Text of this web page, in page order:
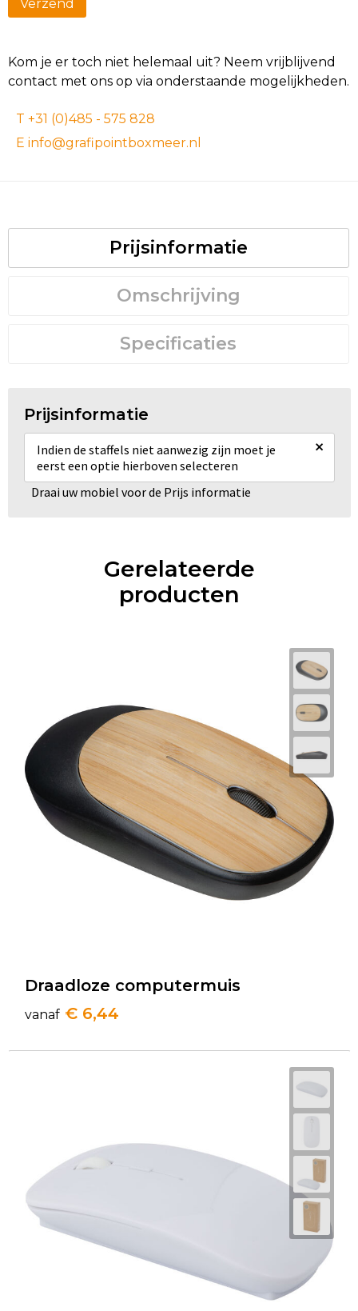
Kom je er toch niet helemaal uit? Neem vrijblijvend
contact met ons op via onderstaande mogelijkheden.
T +31 (0)485 - 575 828
E info@grafipointboxmeer.nl
Prijsinformatie
Omschrijving
Specificaties
Prijsinformatie
Indien de staffels niet aanwezig zijn moet je
eerst een optie hierboven selecteren
×
Draai uw mobiel voor de Prijs informatie
Gerelateerde
producten
Draadloze computermuis
vanaf € 6,44